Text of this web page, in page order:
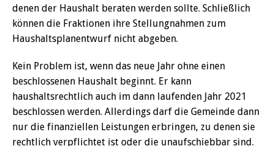
denen der Haushalt beraten werden sollte. Schließlich
können die Fraktionen ihre Stellungnahmen zum
Haushaltsplanentwurf nicht abgeben.
Kein Problem ist, wenn das neue Jahr ohne einen
beschlossenen Haushalt beginnt. Er kann
haushaltsrechtlich auch im dann laufenden Jahr 2021
beschlossen werden. Allerdings darf die Gemeinde dann
nur die finanziellen Leistungen erbringen, zu denen sie
rechtlich verpflichtet ist oder die unaufschiebbar sind.